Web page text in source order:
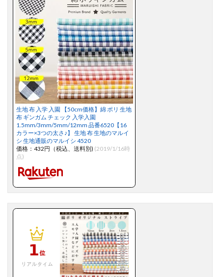
生地 布 入学 入園 【50cm価格】綿 ポリ 生地
布 ギンガム チェック 入学入園
1.5mm/3mm/5mm/12mm 品番6520【16
カラー×3つの太さ♪】 生地 布 生地のマルイ
シ 生地通販のマルイシ 4520
価格：432円（税込、送料別) (2019/1/16時
点)